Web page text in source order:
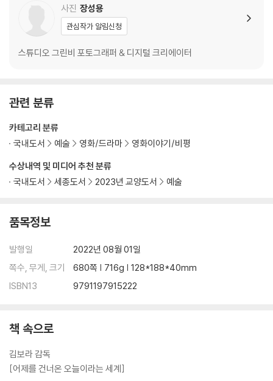
사진 장성용
관심작가 알림신청
스튜디오 그린비 포토그래퍼 & 디지털 크리에이터
관련 분류
수상내역 및 미디어 추천 분류
국내도서
세종도서 2023년 교양도서 예술
카테고리 분류
국내도서
예술 영화/드라마 영화이야기/비평
품목정보
발행일
2022년 08월 01일
쪽수, 무게, 크기
680쪽 | 716g | 128*188*40mm
ISBN13
9791197915222
책 속으로
김보라 감독
[어제를 건너온 오늘이라는 세계]